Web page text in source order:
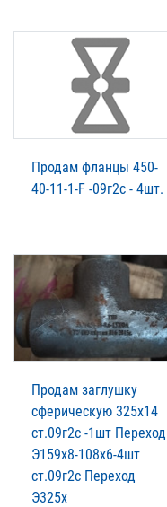
Продам фланцы 450-
40-11-1-F -09г2c - 4шт.
Продам заглушку
сферическую 325х14
ст.09г2с -1шт Переход
Э159х8-108х6-4шт
ст.09г2с Переход
Э325х